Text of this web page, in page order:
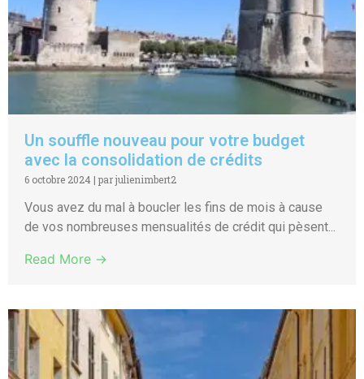
Un souffle nouveau pour votre budget
avec la consolidation de crédits
6 octobre 2024 | par julienimbert2
Vous avez du mal à boucler les fins de mois à cause
de vos nombreuses mensualités de crédit qui pèsent...
Read More →